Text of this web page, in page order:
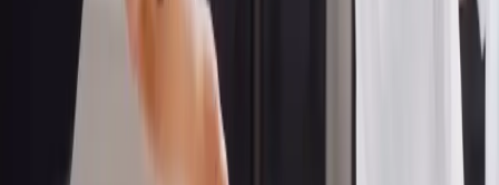
Fragen und Antworten.
Die häufigsten Fragen rund um den Minis-Kurs. Ist deine Frage
nicht dabei? Melde dich einfach bei uns.
Was lernen Kinder im REACT® Training?